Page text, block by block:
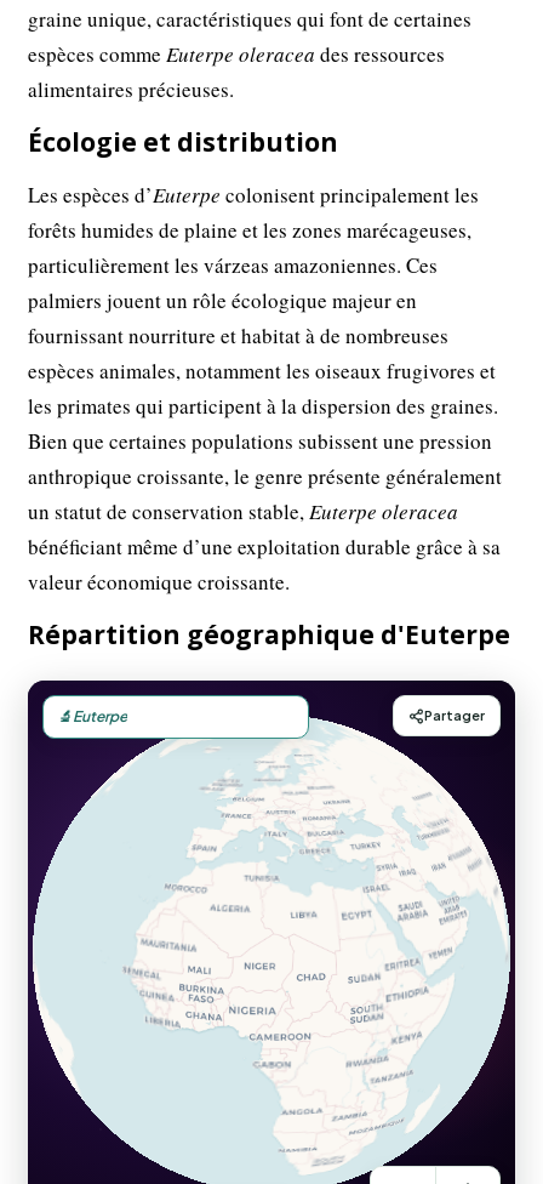
graine unique, caractéristiques qui font de certaines
espèces commeEuterpe oleracea des ressources
alimentaires précieuses.
Écologie et distribution
Les espèces d’Euterpe colonisent principalement les
forêts humides de plaine et les zones marécageuses,
particulièrement les várzeas amazoniennes. Ces
palmiers jouent un rôle écologique majeur en
fournissant nourriture et habitat à de nombreuses
espèces animales, notamment les oiseaux frugivores et
les primates qui participent à la dispersion des graines.
Bien que certaines populations subissent une pression
anthropique croissante, le genre présente généralement
un statut de conservation stable,Euterpe oleracea
bénéficiant même d’une exploitation durable grâce à sa
valeur économique croissante.
Répartition géographique d'Euterpe